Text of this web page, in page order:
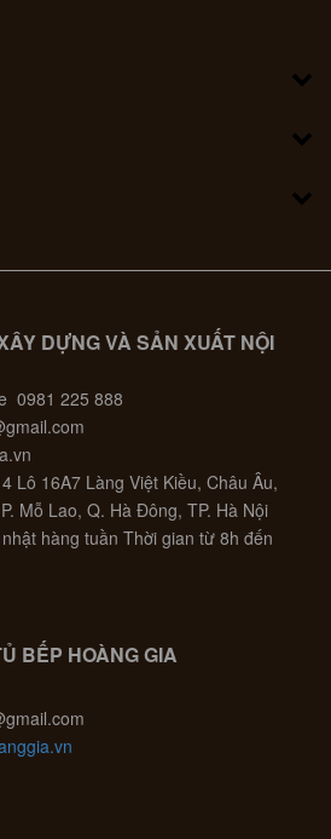
DỰNG VÀ SẢN XUẤT NỘI
0981 225 888
Lô 16A7 Làng Việt Kiều, Châu Âu,
Mỗ Lao, Q. Hà Đông, TP. Hà Nội
hàng tuần Thời gian từ 8h đến
BẾP HOÀNG GIA